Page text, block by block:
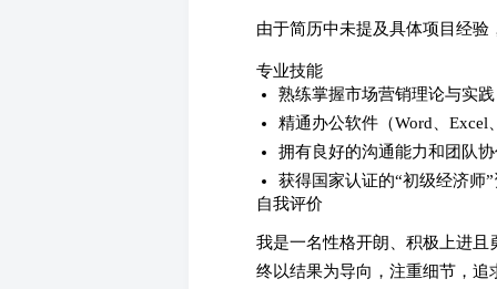
由于简历中未提及具体项目经验
专业技能
熟练掌握市场营销理论与实
精通办公软件（Word、Excel
拥有良好的沟通能力和团队
获得国家认证的“初级经济师
自我评价
我是一名性格开朗、积极上进
终以结果为导向，注重细节，